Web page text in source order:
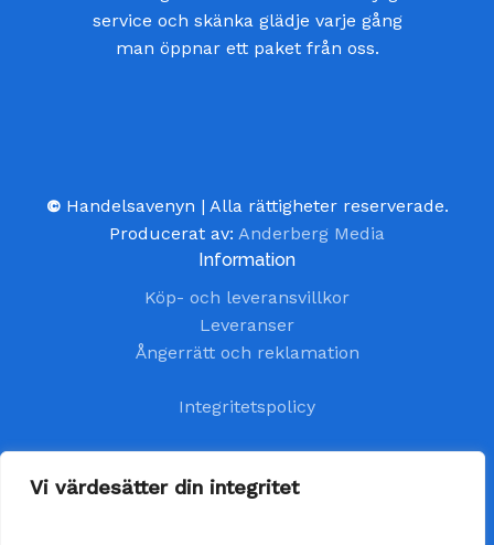
Vi värdesätter din integritet
service och skänka glädje varje gång
man öppnar ett paket från oss.
© Handelsavenyn | Alla rättigheter reserverade.
Producerat av: Anderberg Media
Information
Köp- och leveransvillkor
Leveranser
Ångerrätt och reklamation
Integritetspolicy
Kundtjänst